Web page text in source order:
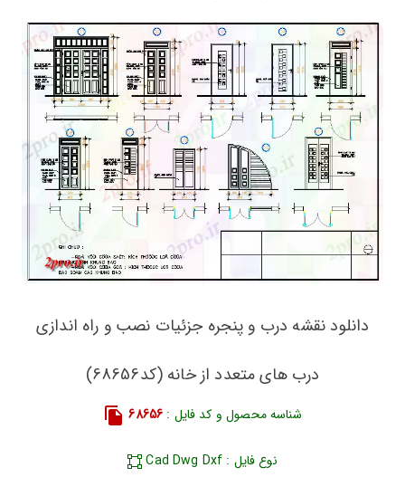
دانلود نقشه درب و پنجره جزئیات نصب و راه اندازی
درب های متعدد از خانه (کد68656)
شناسه محصول و کد فایل : 68656
نوع فایل : Cad Dwg Dxf